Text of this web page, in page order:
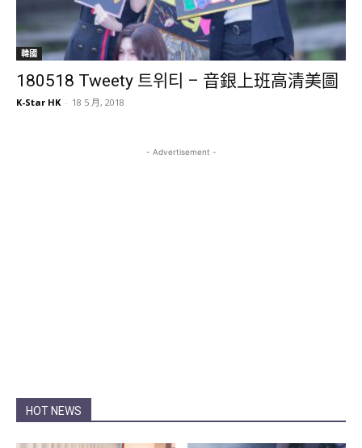
韓國
180518 Tweety 트위티 – 音銀上班高清美圖
K-Star HK - 18 5 月, 2018
- Advertisement -
HOT NEWS